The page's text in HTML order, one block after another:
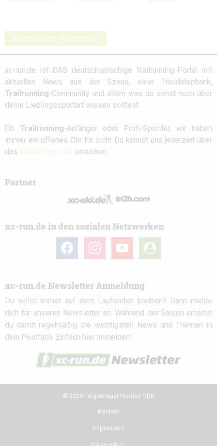
Schreibe einen Kommentar
xc-run.de ist DAS deutschsprachige Trailrunning-Portal mit
aktuellen News aus der Szene, einer Traildatenbank,
Trailrunning-Community und allem was du sonst noch über
deine Lieblingssportart wissen solltest.
Ob Trailrunning-Anfänger oder Profi-Sportler, wir haben
immer ein offenes Ohr für dich! Du kannst uns jederzeit über
das Kontaktformular erreichen.
Partner
xc-run.de in den sozialen Netzwerken
facebook instagram youtube
user-
circle
xc-run.de Newsletter Anmeldung
Du willst immer auf dem Laufenden bleiben? Dann melde
dich für unseren Newsletter an. Während der Saison erhältst
du damit regelmäßig die wichtigsten News und Themen in
dein Postfach. Einfach hier anmelden:
© 2026 Felgenhauer Medien GbR
Kontakt
Impressum